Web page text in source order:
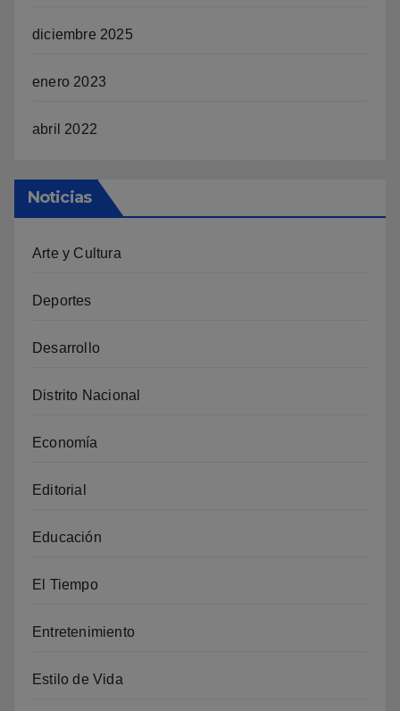
diciembre 2025
enero 2023
abril 2022
Noticias
Arte y Cultura
Deportes
Desarrollo
Distrito Nacional
Economía
Editorial
Educación
El Tiempo
Entretenimiento
Estilo de Vida